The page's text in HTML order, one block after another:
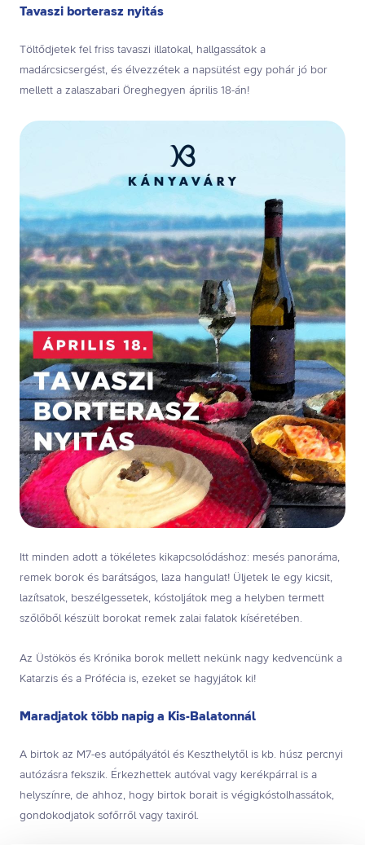
Tavaszi borterasz nyitás
Töltődjetek fel friss tavaszi illatokal, hallgassátok a
madárcsicsergést, és élvezzétek a napsütést egy pohár jó bor
mellett a zalaszabari Öreghegyen április 18-án!
Itt minden adott a tökéletes kikapcsolódáshoz: mesés panoráma,
remek borok és barátságos, laza hangulat! Üljetek le egy kicsit,
lazítsatok, beszélgessetek, kóstoljátok meg a helyben termett
szőlőből készült borokat remek zalai falatok kíséretében.
Az Üstökös és Krónika borok mellett nekünk nagy kedvencünk a
Katarzis és a Prófécia is, ezeket se hagyjátok ki!
Maradjatok több napig a Kis-Balatonnál
A birtok az M7-es autópályától és Keszthelytől is kb. húsz percnyi
autózásra fekszik. Érkezhettek autóval vagy kerékpárral is a
helyszínre, de ahhoz, hogy birtok borait is végigkóstolhassátok,
gondokodjatok sofőrről vagy taxiról.